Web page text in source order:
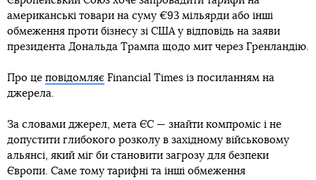
американські товари на суму €93 мільярди або інші
обмеження проти бізнесу зі США у відповідь на заяви
президента Дональда Трампа щодо мит через Гренландію.
Про це повідомляє Financial Times із посиланням на
джерела.
За словами джерел, мета ЄС — знайти компроміс і не
допустити глибокого розколу в західному військовому
альянсі, який міг би становити загрозу для безпеки
Європи. Саме тому тарифні та інші обмеження